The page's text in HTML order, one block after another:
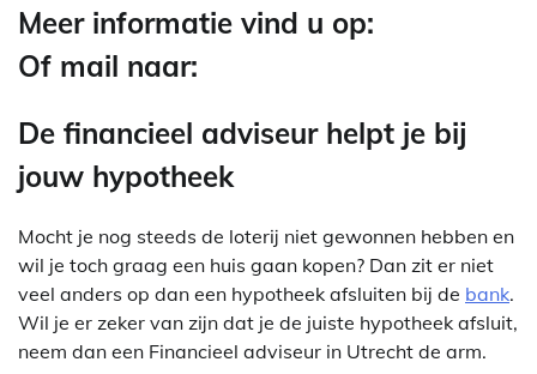
Meer informatie vind u op:
Of mail naar:
De financieel adviseur helpt je bij
jouw hypotheek
Mocht je nog steeds de loterij niet gewonnen hebben en
wil je toch graag een huis gaan kopen? Dan zit er niet
veel anders op dan een hypotheek afsluiten bij de bank.
Wil je er zeker van zijn dat je de juiste hypotheek afsluit,
neem dan een Financieel adviseur in Utrecht de arm.